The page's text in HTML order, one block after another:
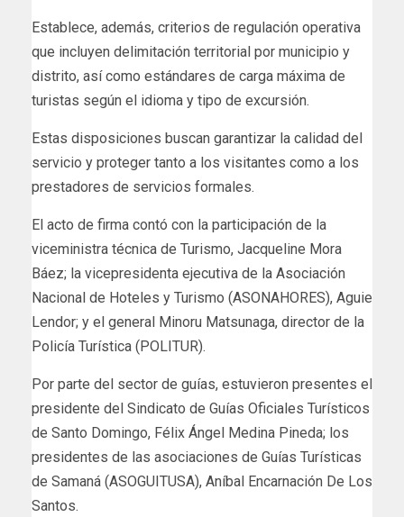
Establece, además, criterios de regulación operativa
que incluyen delimitación territorial por municipio y
distrito, así como estándares de carga máxima de
turistas según el idioma y tipo de excursión.
Estas disposiciones buscan garantizar la calidad del
servicio y proteger tanto a los visitantes como a los
prestadores de servicios formales.
El acto de firma contó con la participación de la
viceministra técnica de Turismo, Jacqueline Mora
Báez; la vicepresidenta ejecutiva de la Asociación
Nacional de Hoteles y Turismo (ASONAHORES), Aguie
Lendor; y el general Minoru Matsunaga, director de la
Policía Turística (POLITUR).
Por parte del sector de guías, estuvieron presentes el
presidente del Sindicato de Guías Oficiales Turísticos
de Santo Domingo, Félix Ángel Medina Pineda; los
presidentes de las asociaciones de Guías Turísticas
de Samaná (ASOGUITUSA), Aníbal Encarnación De Los
Santos.